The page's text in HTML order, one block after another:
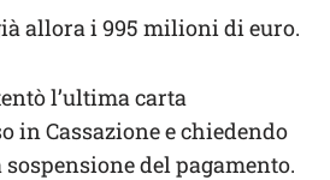
allora i 995 milioni di euro.
l’ultima carta
in Cassazione e chiedendo
del pagamento.